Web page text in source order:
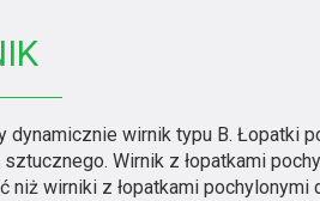
dynamicznie wirnik typu B. Łopatki
Wirnik z łopatkami
niż wirniki z łopatkami